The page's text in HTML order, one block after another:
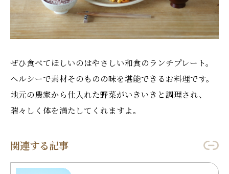
ぜひ食べてほしいのはやさしい和食のランチプレート。
ヘルシーで素材そのものの味を堪能できるお料理です。
地元の農家から仕入れた野菜がいきいきと調理され、
瑞々しく体を満たしてくれますよ。
関連する記事